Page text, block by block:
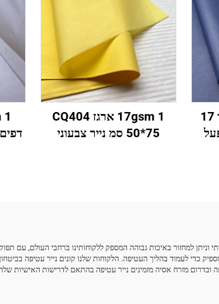
נייר טישו צבעוני אחיד 17
17gsm 1 ארגז CQ404
50*75 סמ נייר צבעוני
כדי לעמוד בהליך העטיפה. הלקוחות שלנו קונים נייר עטיפה
ובדרום מזרח אסיה מזמינים נייר עטיפה בהתאם לדרישות האישיות